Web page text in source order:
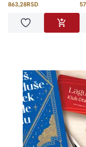
863,28RSD
Dodaj u omiljene
DODAJ